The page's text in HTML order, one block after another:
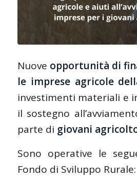
Nuove opportunità di
le imprese agricole
investimenti materiali e
il sostegno
parte di giovani
Sono operative le
Fondo di Sviluppo Rurale: